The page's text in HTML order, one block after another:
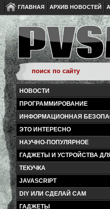
ГЛАВНАЯ АРХИВ НОВОСТЕЙ
НОВОСТИ
ПРОГРАММИРОВАНИЕ
ИНФОРМАЦИОННАЯ
ЭТО ИНТЕРЕСНО
НАУЧНО-ПОПУЛЯРНОЕ
ГАДЖЕТЫ И УСТРОЙСТВА
ТЕКУЧКА
JAVASCRIPT
DIY ИЛИ СДЕЛАЙ САМ
ГАДЖЕТЫ